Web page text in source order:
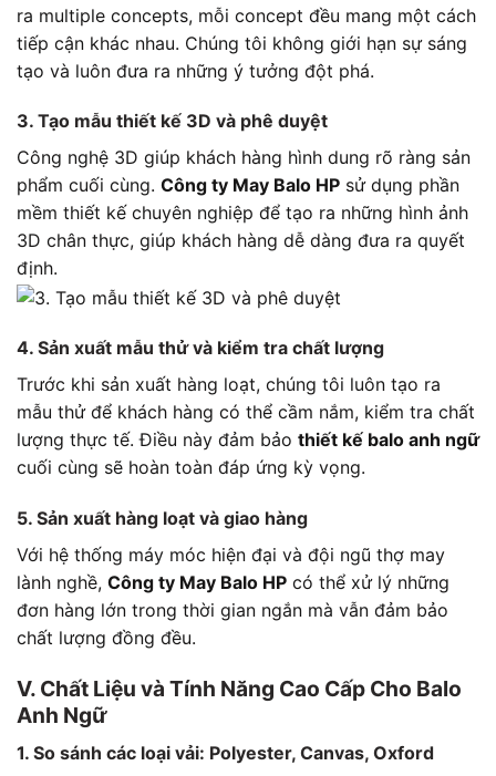
ra multiple concepts, mỗi concept đều mang một cách
tiếp cận khác nhau. Chúng tôi không giới hạn sự sáng
tạo và luôn đưa ra những ý tưởng đột phá.
3. Tạo mẫu thiết kế 3D và phê duyệt
Công nghệ 3D giúp khách hàng hình dung rõ ràng sản
phẩm cuối cùng. Công ty May Balo HP sử dụng phần
mềm thiết kế chuyên nghiệp để tạo ra những hình ảnh
3D chân thực, giúp khách hàng dễ dàng đưa ra quyết
định.
4. Sản xuất mẫu thử và kiểm tra chất lượng
Trước khi sản xuất hàng loạt, chúng tôi luôn tạo ra
mẫu thử để khách hàng có thể cầm nắm, kiểm tra chất
lượng thực tế. Điều này đảm bảo thiết kế balo anh ngữ
cuối cùng sẽ hoàn toàn đáp ứng kỳ vọng.
5. Sản xuất hàng loạt và giao hàng
Với hệ thống máy móc hiện đại và đội ngũ thợ may
lành nghề, Công ty May Balo HP có thể xử lý những
đơn hàng lớn trong thời gian ngắn mà vẫn đảm bảo
chất lượng đồng đều.
V. Chất Liệu và Tính Năng Cao Cấp Cho Balo
Anh Ngữ
1. So sánh các loại vải: Polyester, Canvas, Oxford